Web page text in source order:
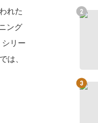
れた
ング
リー
は、